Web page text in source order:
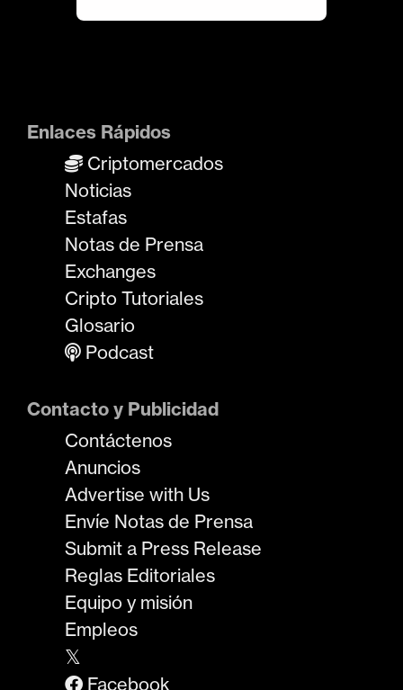
Enlaces Rápidos
Criptomercados
Noticias
Estafas
Notas de Prensa
Exchanges
Cripto Tutoriales
Glosario
Podcast
Contacto y Publicidad
Contáctenos
Anuncios
Advertise with Us
Envíe Notas de Prensa
Submit a Press Release
Reglas Editoriales
Equipo y misión
Empleos
𝕏
Facebook